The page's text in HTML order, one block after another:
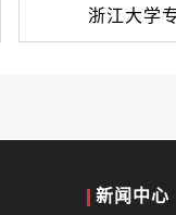
浙江大学
新闻中心